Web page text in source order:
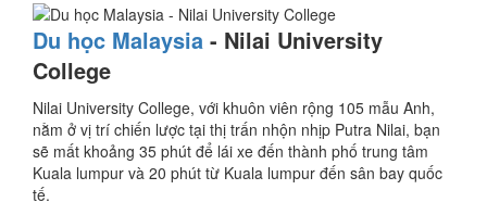
Du học Malaysia - Nilai University
College
Nilai University College, với khuôn viên rộng 105 mẫu Anh,
nằm ở vị trí chiến lược tại thị trấn nhộn nhịp Putra Nilai, bạn
sẽ mất khoảng 35 phút để lái xe đến thành phố trung tâm
Kuala lumpur và 20 phút từ Kuala lumpur đến sân bay quốc
tế.